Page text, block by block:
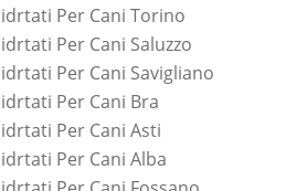
Per Cani Torino
Per Cani Saluzzo
Per Cani Savigliano
Per Cani Bra
Per Cani Asti
Per Cani Alba